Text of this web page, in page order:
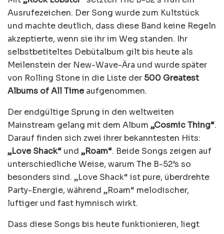
Ausrufezeichen. Der Song wurde zum Kultstück
und machte deutlich, dass diese Band keine Regeln
akzeptierte, wenn sie ihr im Weg standen. Ihr
selbstbetiteltes Debütalbum gilt bis heute als
Meilenstein der New-Wave-Ära und wurde später
von Rolling Stone in die Liste der 500 Greatest
Albums of All Timeaufgenommen.
Der endgültige Sprung in den weltweiten
Mainstream gelang mit dem Album „Cosmic Thing“.
Darauf finden sich zwei ihrer bekanntesten Hits:
„Love Shack“ und „Roam“. Beide Songs zeigen auf
unterschiedliche Weise, warum The B-52’s so
besonders sind. „Love Shack“ ist pure, überdrehte
Party-Energie, während „Roam“ melodischer,
luftiger und fast hymnisch wirkt.
Dass diese Songs bis heute funktionieren, liegt